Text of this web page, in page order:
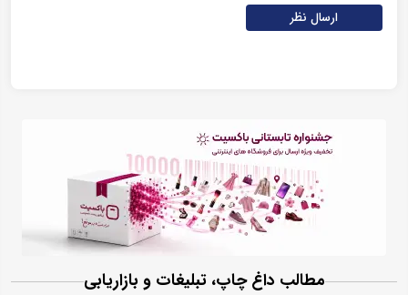
ارسال نظر
مطالب داغ چاپ، تبلیغات و بازاریابی